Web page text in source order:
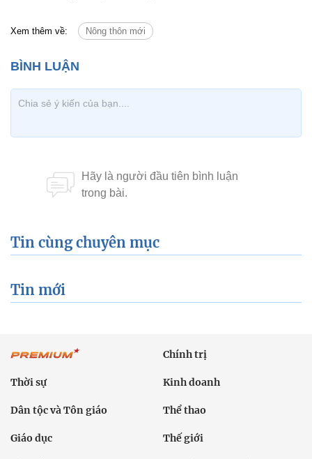
Xem thêm về: Nông thôn mới
Tin cùng chuyên mục
Tin mới
Chính trị
Thời sự Kinh doanh
Dân tộc và Tôn giáo Thể thao
Giáo dục Thế giới